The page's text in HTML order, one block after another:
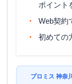
営業時間
ATM
ポイント
Web契約
初めての
プロミス 神奈